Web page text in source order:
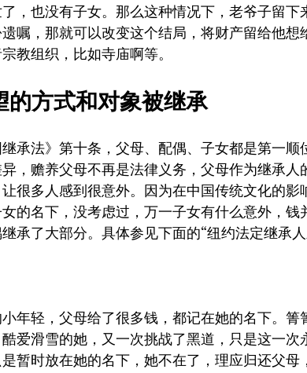
，也没有子女。那么这种情况下，老爷子留下
嘱，那就可以改变这个结局，将财产留给他想
教组织，比如寺庙啊等。
的方式和对象被继承
承法》第十条，父母、配偶、子女都是第一顺
，赡养父母不再是法律义务，父母作为继承人
很多人感到很意外。因为在中国传统文化的影
的名下，没考虑过，万一子女有什么意外，钱
承了大部分。具体参见下面的“纽约法定继承
年轻，父母给了很多钱，都记在她的名下。箐
爱滑雪的她，又一次挑战了黑道，只是这一次
暂时放在她的名下，她不在了，理应归还父母